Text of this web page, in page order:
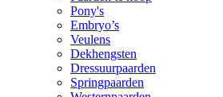
Pony's
Embryo’s
Veulens
Dekhengsten
Dressuurpaarden
Springpaarden